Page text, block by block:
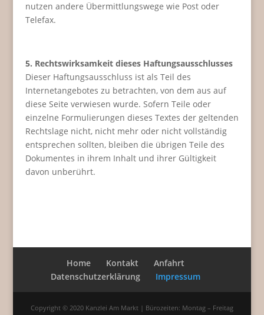
nutzen andere Übermittlungswege wie Post oder
Telefax.
5. Rechtswirksamkeit dieses Haftungsausschlusses
Dieser Haftungsausschluss ist als Teil des
Internetangebotes zu betrachten, von dem aus auf
diese Seite verwiesen wurde. Sofern Teile oder
einzelne Formulierungen dieses Textes der geltenden
Rechtslage nicht, nicht mehr oder nicht vollständig
entsprechen sollten, bleiben die übrigen Teile des
Dokumentes in ihrem Inhalt und ihrer Gültigkeit
davon unberührt.
Home Kontakt
Anfahrt
Datenschutzerklärung
Impressum
Copyright © 2020 Kanzlei Am Markt | Bürozeiten: Montag – Freitag